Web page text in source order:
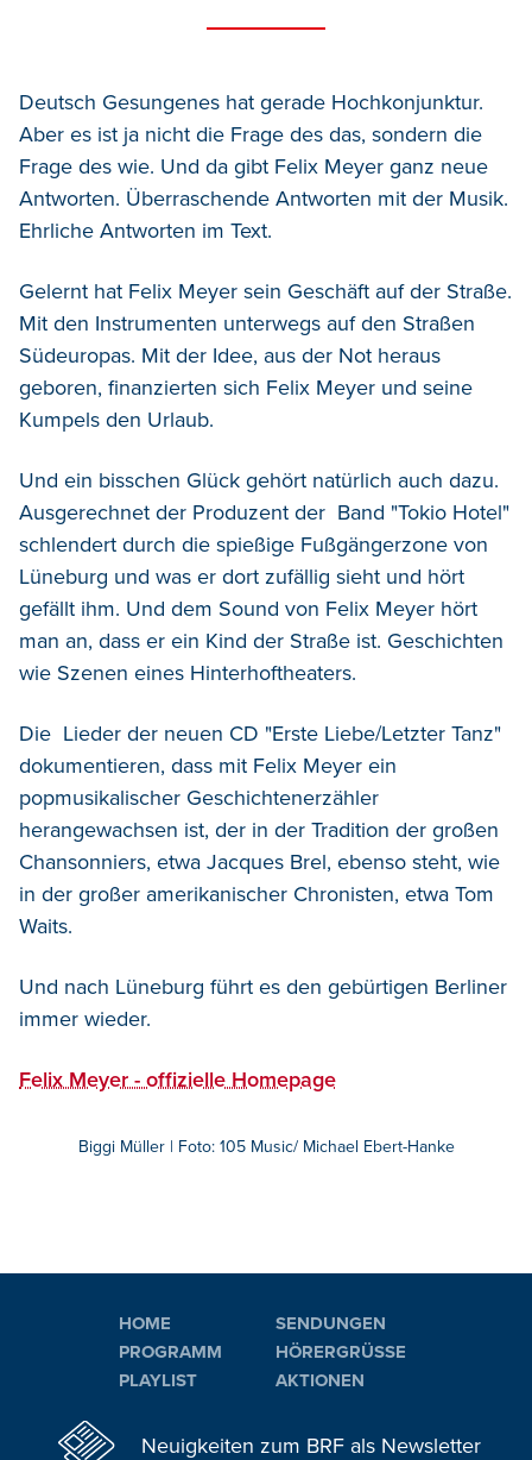
Deutsch Gesungenes hat gerade Hochkonjunktur.
Aber es ist ja nicht die Frage des das, sondern die
Frage des wie. Und da gibt Felix Meyer ganz neue
Antworten. Überraschende Antworten mit der Musik.
Ehrliche Antworten im Text.
Gelernt hat Felix Meyer sein Geschäft auf der Straße.
Mit den Instrumenten unterwegs auf den Straßen
Südeuropas. Mit der Idee, aus der Not heraus
geboren, finanzierten sich Felix Meyer und seine
Kumpels den Urlaub.
Und ein bisschen Glück gehört natürlich auch dazu.
Ausgerechnet der Produzent der Band "Tokio Hotel"
schlendert durch die spießige Fußgängerzone von
Lüneburg und was er dort zufällig sieht und hört
gefällt ihm. Und dem Sound von Felix Meyer hört
man an, dass er ein Kind der Straße ist. Geschichten
wie Szenen eines Hinterhoftheaters.
Die Lieder der neuen CD "Erste Liebe/Letzter Tanz"
dokumentieren, dass mit Felix Meyer ein
popmusikalischer Geschichtenerzähler
herangewachsen ist, der in der Tradition der großen
Chansonniers, etwa Jacques Brel, ebenso steht, wie
in der großer amerikanischer Chronisten, etwa Tom
Waits.
Und nach Lüneburg führt es den gebürtigen Berliner
immer wieder.
Felix Meyer - offizielle Homepage
Biggi Müller | Foto: 105 Music/ Michael Ebert-Hanke
HOME
PROGRAMM
PLAYLIST
SENDUNGEN
HÖRERGRÜSSE
AKTIONEN
Neuigkeiten zum BRF als Newsletter